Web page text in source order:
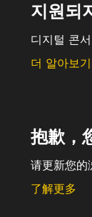
지원되
디지털 콘
더 알아보기
抱歉，
请更新您的
了解更多